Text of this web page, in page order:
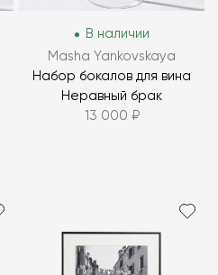
В наличии
Masha Yankovskaya
Набор бокалов для вина
Неравный брак
13 000 ₽